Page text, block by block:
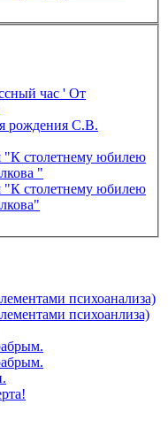
час ' От
рождения С.В.
"К столетнему юбилею
"
"К столетнему юбилею
психоанализа)
психоанлиза)